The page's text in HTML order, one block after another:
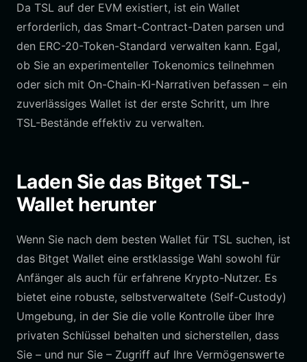
Da TSL auf der EVM existiert, ist ein Wallet
erforderlich, das Smart-Contract-Daten parsen und
den ERC-20-Token-Standard verwalten kann. Egal,
ob Sie an experimenteller Tokenomics teilnehmen
oder sich mit On-Chain-KI-Narrativen befassen – ein
zuverlässiges Wallet ist der erste Schritt, um Ihre
TSL-Bestände effektiv zu verwalten.
Laden Sie das Bitget TSL-
Wallet herunter
Wenn Sie nach dem besten Wallet für TSL suchen, ist
das Bitget Wallet eine erstklassige Wahl sowohl für
Anfänger als auch für erfahrene Krypto-Nutzer. Es
bietet eine robuste, selbstverwaltete (Self-Custody)
Umgebung, in der Sie die volle Kontrolle über Ihre
privaten Schlüssel behalten und sicherstellen, dass
Sie – und nur Sie – Zugriff auf Ihre Vermögenswerte